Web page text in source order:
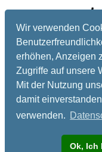
Wir verwenden
erhöhen, Anzeigen
Zugriffe auf unsere
Mit der Nutzung
damit
verwenden.
Ok, Ich
Registrieren